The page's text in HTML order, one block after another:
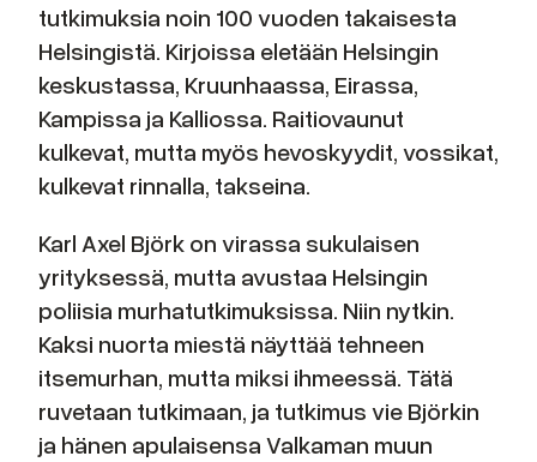
tutkimuksia noin 100 vuoden takaisesta
Helsingistä. Kirjoissa eletään Helsingin
keskustassa, Kruunhaassa, Eirassa,
Kampissa ja Kalliossa. Raitiovaunut
kulkevat, mutta myös hevoskyydit, vossikat,
kulkevat rinnalla, takseina.
Karl Axel Björk on virassa sukulaisen
yrityksessä, mutta avustaa Helsingin
poliisia murhatutkimuksissa. Niin nytkin.
Kaksi nuorta miestä näyttää tehneen
itsemurhan, mutta miksi ihmeessä. Tätä
ruvetaan tutkimaan, ja tutkimus vie Björkin
ja hänen apulaisensa Valkaman muun